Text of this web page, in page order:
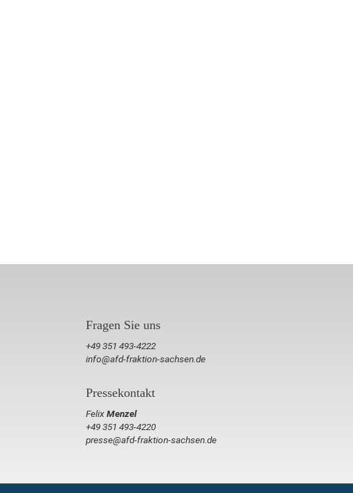
Fragen Sie uns
+49 351 493-4222
info@afd-fraktion-sachsen.de
Pressekontakt
FelixMenzel
+49 351 493-4220
presse@afd-fraktion-sachsen.de